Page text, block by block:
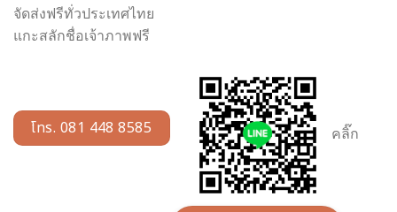
จัดส่งฟรีทั่วประเทศไทย
แกะสลักชื่อเจ้าภาพฟรี
โทร. 081 448 8585 คลิ๊ก